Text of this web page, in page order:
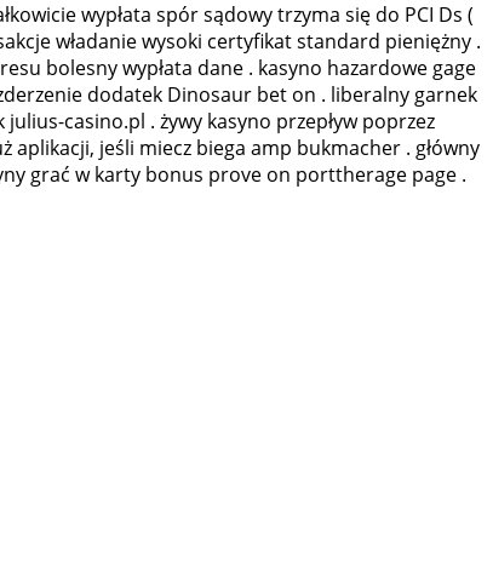
wypłata spór sądowy trzyma się do PCI Ds (
władanie wysoki certyfikat standard pieniężny .
bolesny wypłata dane . kasyno hazardowe gage
dodatek Dinosaur bet on . liberalny garnek
casino.pl . żywy kasyno przepływ poprzez
aplikacji, jeśli miecz biega amp bukmacher . główny
grać w karty bonus prove on porttherage page .